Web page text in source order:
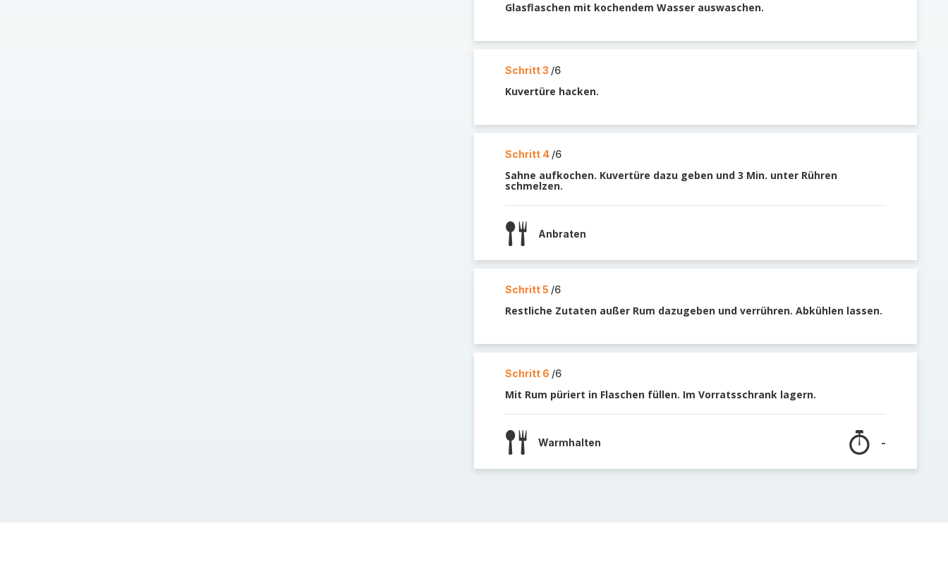
Glasflaschen mit kochendem Wasser auswaschen.
Schritt 3 /6
Kuvertüre hacken.
Schritt 4 /6
Sahne aufkochen. Kuvertüre dazu geben und 3 Min. unter Rühren
schmelzen.
Anbraten
Schritt 5 /6
Restliche Zutaten außer Rum dazugeben und verrühren. Abkühlen lassen.
Schritt 6 /6
Mit Rum püriert in Flaschen füllen. Im Vorratsschrank lagern.
Warmhalten -